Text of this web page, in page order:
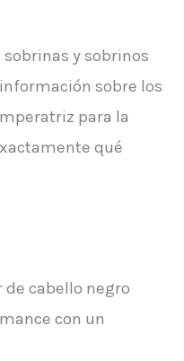
y sobrinos
sobre los
para la
qué
de cabello negro
con un